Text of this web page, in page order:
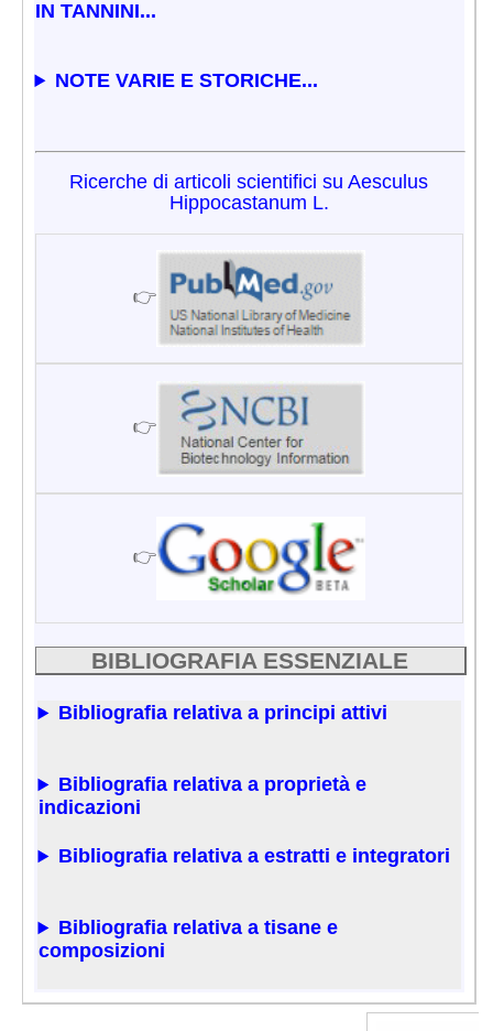
IN TANNINI...
NOTE VARIE E STORICHE...
Ricerche di articoli scientifici su Aesculus
Hippocastanum L.
👉
👉
👉
BIBLIOGRAFIA ESSENZIALE
Bibliografia relativa a principi attivi
Bibliografia relativa a proprietà e
indicazioni
Bibliografia relativa a estratti e integratori
Bibliografia relativa a tisane e
composizioni